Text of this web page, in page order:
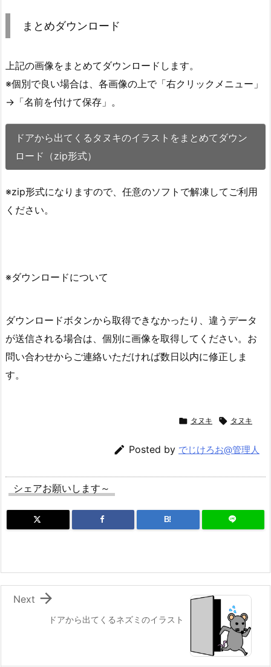
まとめダウンロード
上記の画像をまとめてダウンロードします。
※個別で良い場合は、各画像の上で「右クリックメニュー」
→「名前を付けて保存」。
ドアから出てくるタヌキのイラストをまとめてダウン
ロード（zip形式）
※zip形式になりますので、任意のソフトで解凍してご利用
ください。
※ダウンロードについて
ダウンロードボタンから取得できなかったり、違うデータ
が送信される場合は、個別に画像を取得してください。お
問い合わせからご連絡いただければ数日以内に修正しま
す。
 タヌキ  タヌキ
 Posted by でじけろお@管理人
シェアお願いします～
B!
ドアから出てくるネズミのイラスト

Next